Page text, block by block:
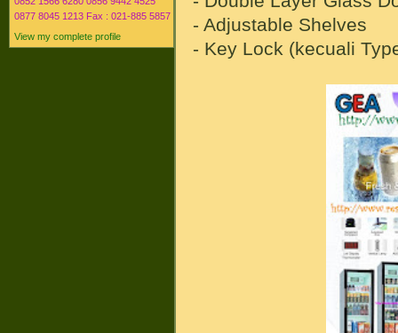
0877 8045 1213 Fax : 021-885 5857
View my complete profile
- Adjustable Shelves
- Key Lock (kecuali